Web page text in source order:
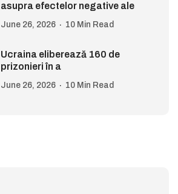
asupra efectelor negative ale
June 26, 2026 10 Min Read
Ucraina eliberează 160 de
prizonieri în a
June 26, 2026 10 Min Read